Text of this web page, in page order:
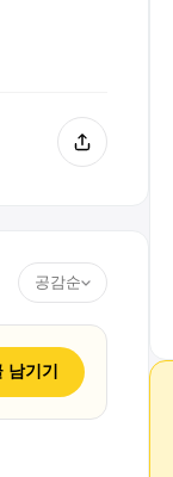
공감순
남기기